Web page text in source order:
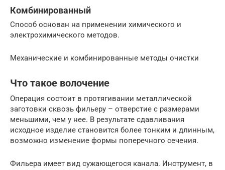
Комбинированный
Способ основан на применении химического и
электрохимического методов.
Механические и комбинированные методы очистки
Что такое волочение
Операция состоит в протягивании металлической
заготовки сквозь фильеру – отверстие с размерами
меньшими, чем у нее. В результате сдавливания
исходное изделие становится более тонким и длинным,
возможно изменение формы поперечного сечения.
Фильера имеет вид сужающегося канала. Инструмент, в